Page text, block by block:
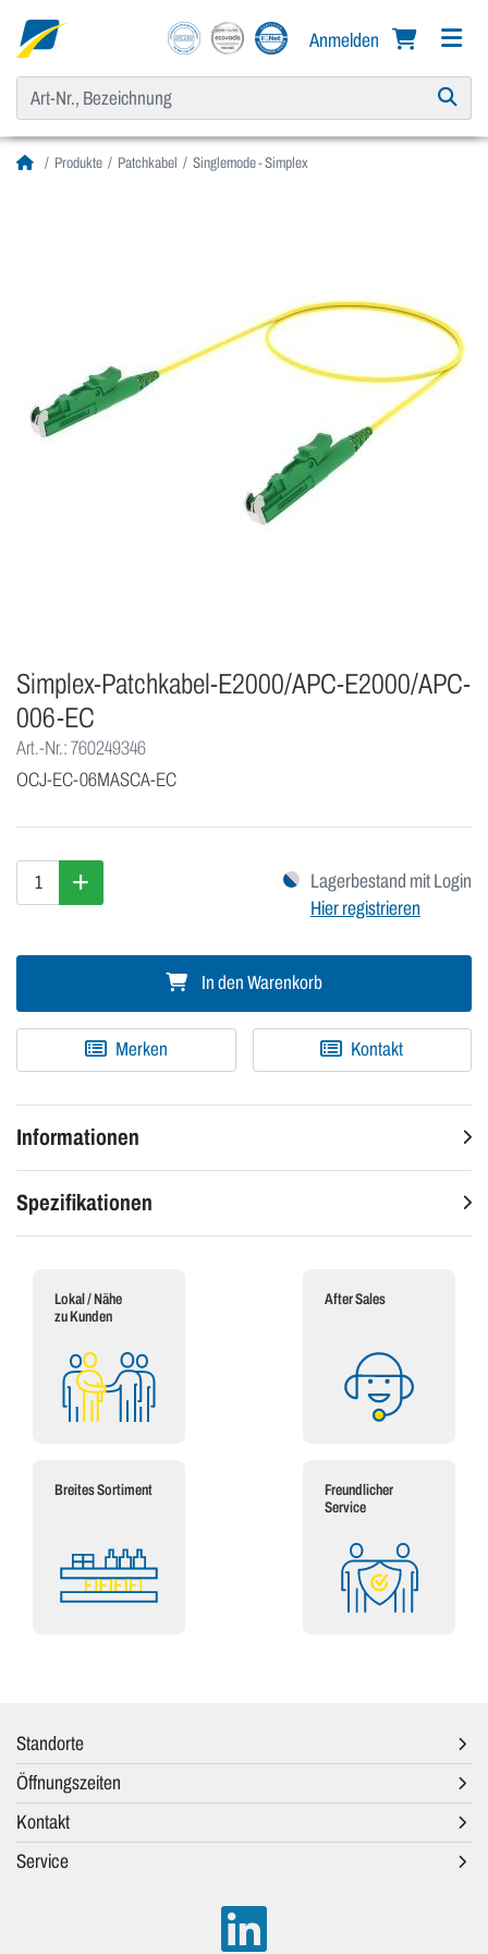
Anmelden
Produkte Patchkabel Singlemode - Simplex
Simplex-Patchkabel-E2000/APC-E2000/APC-
006-EC
Art.-Nr.: 760249346
OCJ-EC-06MASCA-EC
Lagerbestand mit Login
Hier registrieren
In den Warenkorb
Merken Kontakt
Informationen
Spezifikationen
Lokal / Nähe
zu Kunden
After Sales
Breites Sortiment
Freundlicher
Service
Standorte
Öffnungszeiten
Kontakt
Service